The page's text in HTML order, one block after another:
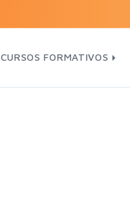
CURSOS FORMATIVOS